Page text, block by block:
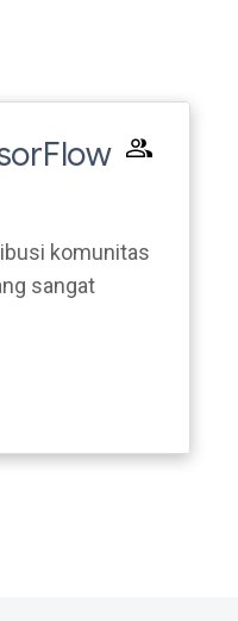
komunitas
sangat